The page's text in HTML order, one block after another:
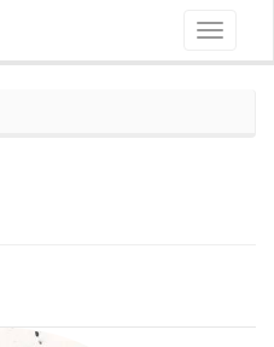
Toggle